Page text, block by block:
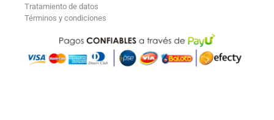
Tratamiento de datos
Términos y condiciones